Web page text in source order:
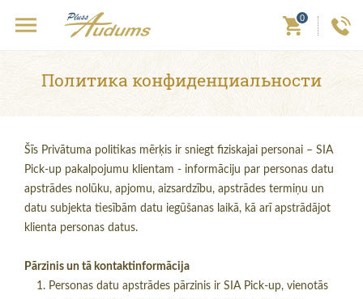
0
Политика конфиденциальности
Šīs Privātuma politikas mērķis ir sniegt fiziskajai personai – SIA
Pick-up pakalpojumu klientam - informāciju par personas datu
apstrādes nolūku, apjomu, aizsardzību, apstrādes termiņu un
datu subjekta tiesībām datu iegūšanas laikā, kā arī apstrādājot
klienta personas datus.
Pārzinis un tā kontaktinformācija
Personas datu apstrādes pārzinis ir SIA Pick-up, vienotās